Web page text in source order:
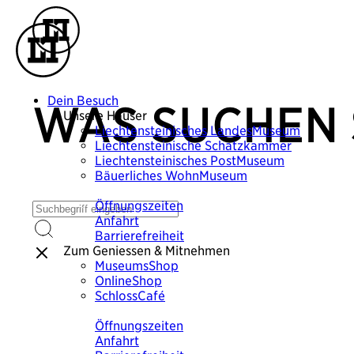
Dein Besuch
Unsere Häuser
LiechtensteinischesLandesMuseum
LiechtensteinischeSchatzkammer
Liechtensteinisches PostMuseum
Bäuerliches WohnMuseum
Öffnungszeiten
Anfahrt
Barrierefreiheit
Zum Geniessen & Mitnehmen
MuseumsShop
OnlineShop
SchlossCafé
Öffnungszeiten
Anfahrt
WAS SUCHEN